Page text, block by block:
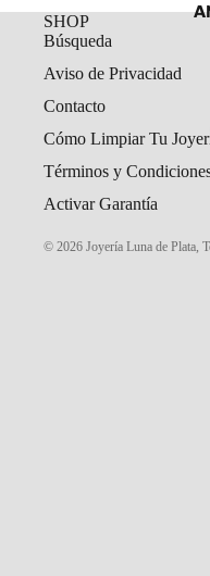
SHOP
Búsqueda
Aviso de Privacidad
Contacto
Cómo Limpiar Tu
Términos y
Activar Garantía
© 2026 Joyería Luna de Plata,